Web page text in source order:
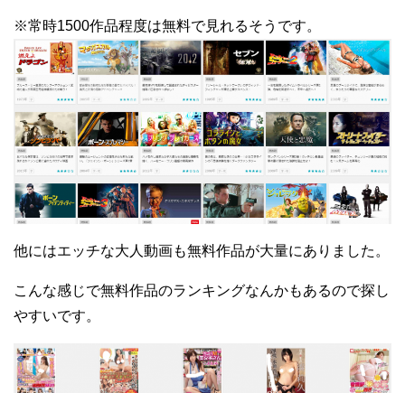
※常時1500作品程度は無料で見れるそうです。
他にはエッチな大人動画も無料作品が大量にありました。
こんな感じで無料作品のランキングなんかもあるので探し
やすいです。